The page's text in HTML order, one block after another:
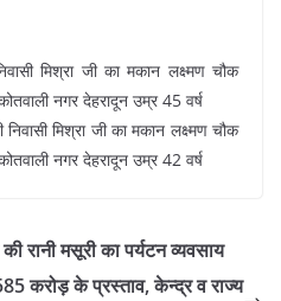
मिश्रा जी का मकान लक्ष्मण चौक
नगर देहरादून उम्र 45 वर्ष
मिश्रा जी का मकान लक्ष्मण चौक
नगर देहरादून उम्र 42 वर्ष
रानी मसूरी का पर्यटन व्यवसाय
करोड़ के प्रस्ताव, केन्द्र व राज्य